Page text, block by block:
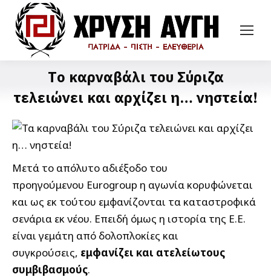
Τo καρναβάλι του Σύριζα
τελειώνει και αρχίζει η… νηστεία!
Μετά το απόλυτο αδιέξοδο του
προηγούμενου Eurogroup η αγωνία κορυφώνεται
και ως εκ τούτου εμφανίζονται τα καταστροφικά
σενάρια εκ νέου. Επειδή όμως η ιστορία της Ε.Ε.
είναι γεμάτη από δολοπλοκίες και
συγκρούσεις, εμφανίζει και ατελείωτους
συμβιβασμούς.